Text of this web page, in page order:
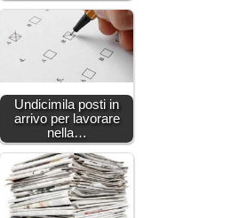
Undicimila posti in
arrivo per lavorare
nella…